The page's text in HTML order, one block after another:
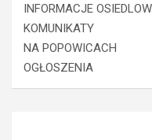
INFORMACJE
KOMUNIKATY
NA POPOWICACH
OGŁOSZENIA